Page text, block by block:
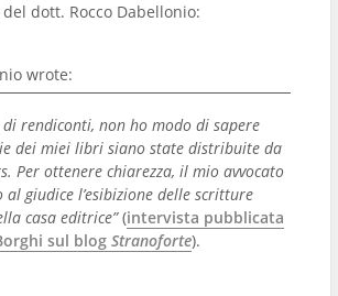
dott. Rocco Dabellonio:
wrote:
di rendiconti, non ho modo di sapere
dei miei libri siano state distribuite da
Per ottenere chiarezza, il mio avvocato
al giudice l’esibizione delle scritture
casa editrice”(intervista pubblicata
sul blog Stranoforte).